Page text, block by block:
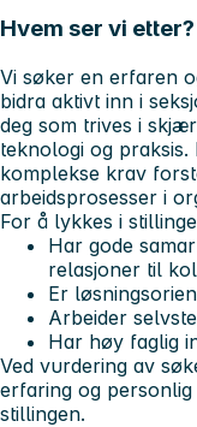
Hvem ser vi etter?
Vi søker en erfaren
bidra aktivt inn i
deg som trives i
teknologi og
komplekse krav
arbeidsprosesser i
For å lykkes i
Har gode
relasjoner til
Er
Arbeider
Har høy faglig
Ved vurdering av
erfaring og
stillingen.